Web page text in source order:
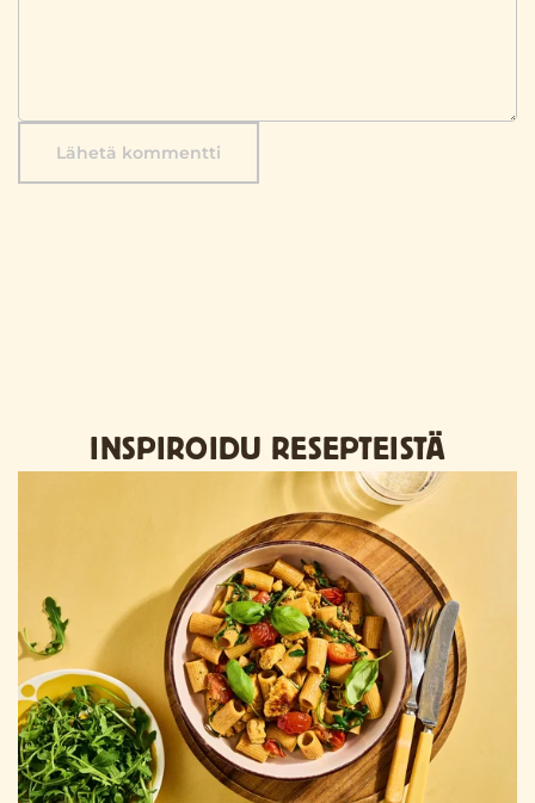
Lähetä kommentti
INSPIROIDU RESEPTEISTÄ